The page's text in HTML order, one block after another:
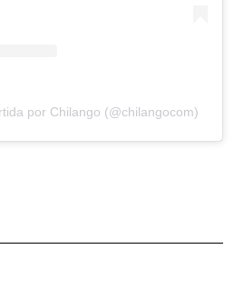
por Chilango (@chilangocom)